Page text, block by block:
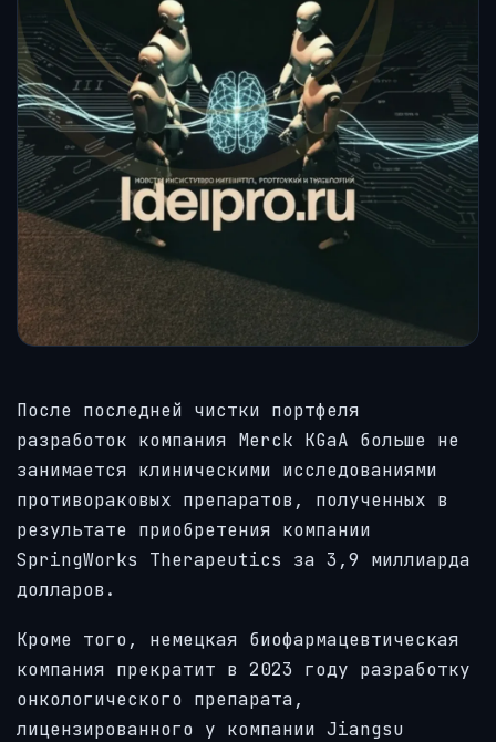
После последней чистки портфеля
разработок компания Merck KGaA больше не
занимается клиническими исследованиями
противораковых препаратов, полученных в
результате приобретения компании
SpringWorks Therapeutics за 3,9 миллиарда
долларов.
Кроме того, немецкая биофармацевтическая
компания прекратит в 2023 году разработку
онкологического препарата,
лицензированного у компании Jiangsu